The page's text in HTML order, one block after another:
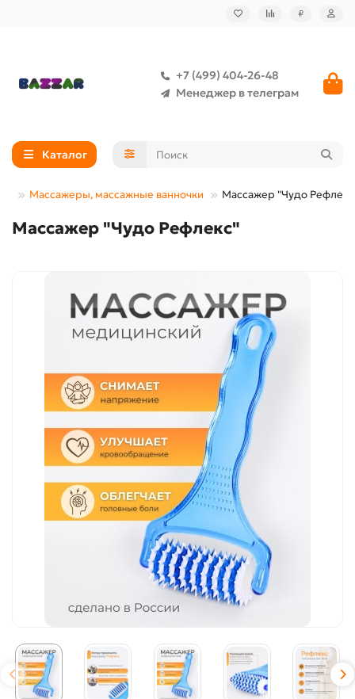
₽
+7 (499) 404-26-48
Менеджер в телеграм
Каталог
Массажеры, массажные ванночки Массажер "Чудо
Массажер "Чудо Рефлекс"